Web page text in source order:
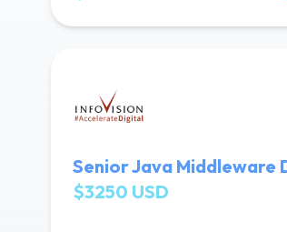
Senior Java Middleware
$3250 USD